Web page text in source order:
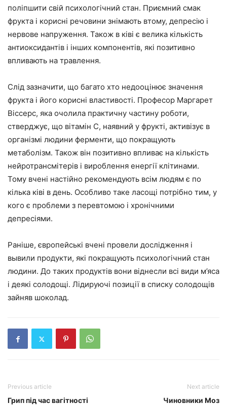
поліпшити свій психологічний стан. Приємний смак
фрукта і корисні речовини знімають втому, депресію і
нервове напруження. Також в ківі є велика кількість
антиоксидантів і інших компонентів, які позитивно
впливають на травлення.
Слід зазначити, що багато хто недооцінює значення
фрукта і його корисні властивості. Професор Маргарет
Віссерс, яка очолила практичну частину роботи,
стверджує, що вітамін С, наявний у фрукті, активізує в
організмі людини ферменти, що покращують
метаболізм. Також він позитивно впливає на кількість
нейротрансмітерів і вироблення енергії клітинами.
Тому вчені настійно рекомендують всім людям є по
кілька ківі в день. Особливо таке ласощі потрібно тим, у
кого є проблеми з перевтомою і хронічними
депресіями.
Раніше, європейські вчені провели дослідження і
вывили продукти, які покращують психологічний стан
людини. До таких продуктів вони віднесли всі види м’яса
і деякі солодощі. Лідируючі позиції в списку солодощів
зайняв шоколад.
Previous article
Грип під час вагітності
Next article
Чиновники Моз